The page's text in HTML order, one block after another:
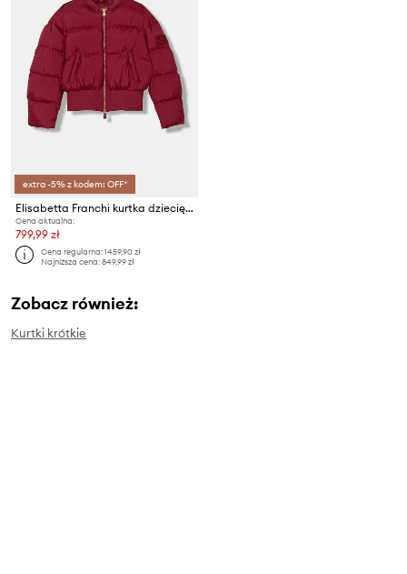
extra -5% z kodem: OFF*
Elisabetta Franchi kurtka dziecięca
Cena aktualna:
799,99 zł
Cena regularna:1459,90 zł
Najniższa cena:849,99 zł
Zobacz również:
Kurtki krótkie